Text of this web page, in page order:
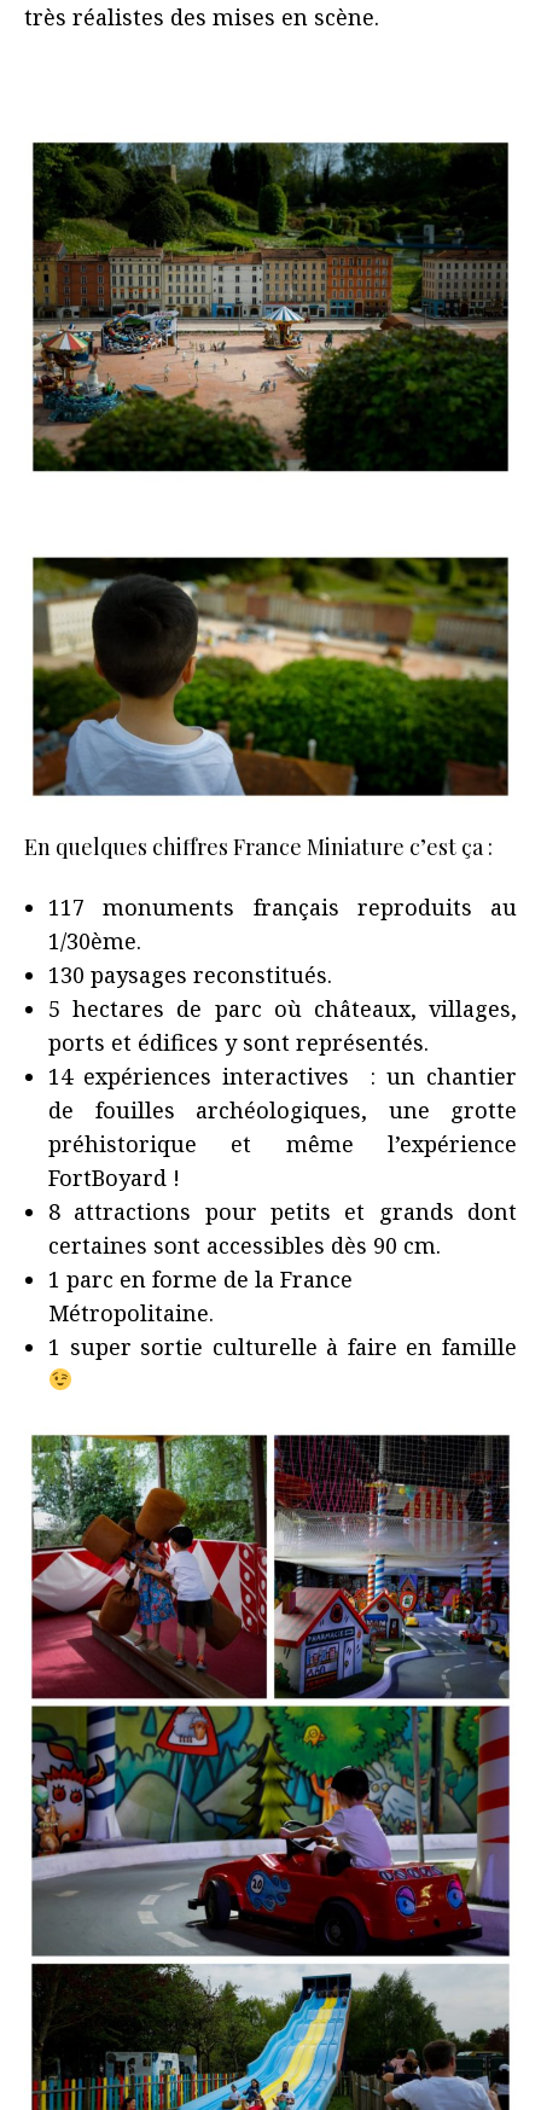
très réalistes des mises en scène.
En quelques chiffres France Miniature c’est ça :
117 monuments français reproduits au
1/30ème.
130 paysages reconstitués.
5 hectares de parc où châteaux, villages,
ports et édifices y sont représentés.
14 expériences interactives : un chantier
de fouilles archéologiques, une grotte
préhistorique et même l’expérience
FortBoyard !
8 attractions pour petits et grands dont
certaines sont accessibles dès 90 cm.
1 parc en forme de la France
Métropolitaine.
1 super sortie culturelle à faire en famille